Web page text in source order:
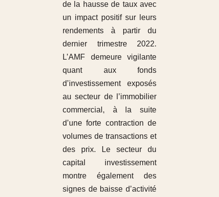
de la hausse de taux avec
un impact positif sur leurs
rendements à partir du
dernier trimestre 2022.
L’AMF demeure vigilante
quant aux fonds
d’investissement exposés
au secteur de l’immobilier
commercial, à la suite
d’une forte contraction de
volumes de transactions et
des prix. Le secteur du
capital investissement
montre également des
signes de baisse d’activité